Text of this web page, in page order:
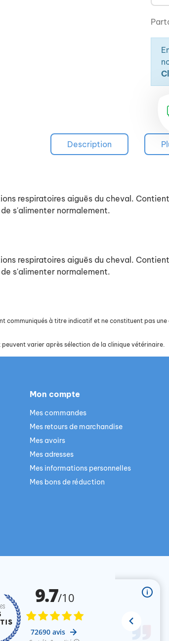
Description
respiratoires aiguës du cheval.
s'alimenter normalement.
respiratoires aiguës du cheval.
s'alimenter normalement.
communiqués à titre indicatif et ne constituent pas
varier après sélection de la clinique vétérinaire.
Mon compte
Mes commandes
Mes retours de marchandise
Mes avoirs
Mes adresses
Mes informations personnelles
Mes bons de réduction